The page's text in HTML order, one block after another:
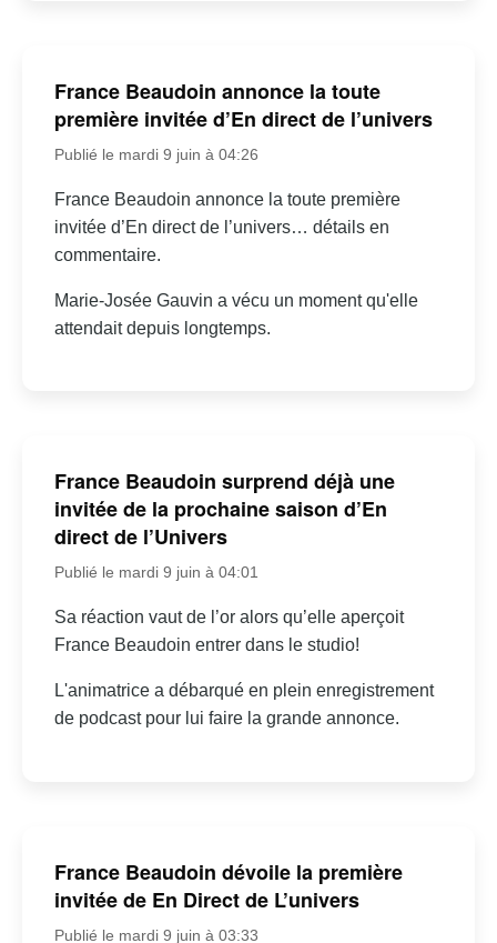
France Beaudoin annonce la toute
première invitée d’En direct de l’univers
Publié le mardi 9 juin à 04:26
France Beaudoin annonce la toute première
invitée d’En direct de l’univers… détails en
commentaire.
Marie-Josée Gauvin a vécu un moment qu'elle
attendait depuis longtemps.
France Beaudoin surprend déjà une
invitée de la prochaine saison d’En
direct de l’Univers
Publié le mardi 9 juin à 04:01
Sa réaction vaut de l’or alors qu’elle aperçoit
France Beaudoin entrer dans le studio!
L'animatrice a débarqué en plein enregistrement
de podcast pour lui faire la grande annonce.
France Beaudoin dévoile la première
invitée de En Direct de L’univers
Publié le mardi 9 juin à 03:33